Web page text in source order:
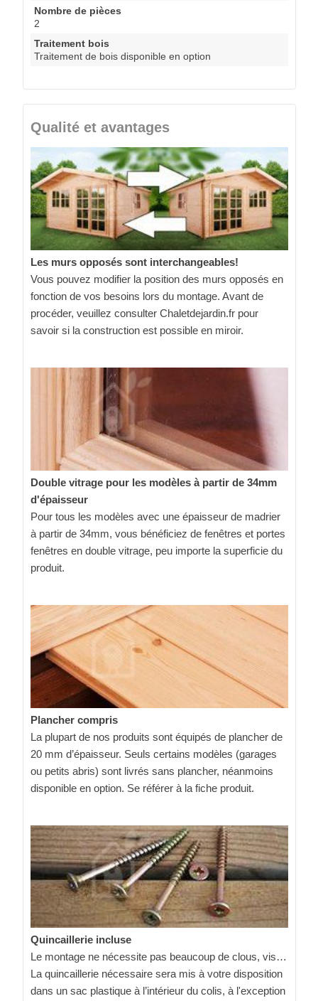
Nombre de pièces
2
Traitement bois
Traitement de bois disponible en option
Qualité et avantages
Les murs opposés sont interchangeables!
Vous pouvez modifier la position des murs opposés en
fonction de vos besoins lors du montage. Avant de
procéder, veuillez consulter Chaletdejardin.fr pour
savoir si la construction est possible en miroir.
Double vitrage pour les modèles à partir de 34mm
d'épaisseur
Pour tous les modèles avec une épaisseur de madrier
à partir de 34mm, vous bénéficiez de fenêtres et portes
fenêtres en double vitrage, peu importe la superficie du
produit.
Plancher compris
La plupart de nos produits sont équipés de plancher de
20 mm d’épaisseur. Seuls certains modèles (garages
ou petits abris) sont livrés sans plancher, néanmoins
disponible en option. Se référer à la fiche produit.
Quincaillerie incluse
Le montage ne nécessite pas beaucoup de clous, vis…
La quincaillerie nécessaire sera mis à votre disposition
dans un sac plastique à l’intérieur du colis, à l'exception